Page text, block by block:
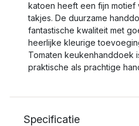
katoen heeft een fijn motief
takjes. De duurzame
fantastische kwaliteit met
heerlijke kleurige
Tomaten keukenhanddoek
praktische als prachtige
Specificatie